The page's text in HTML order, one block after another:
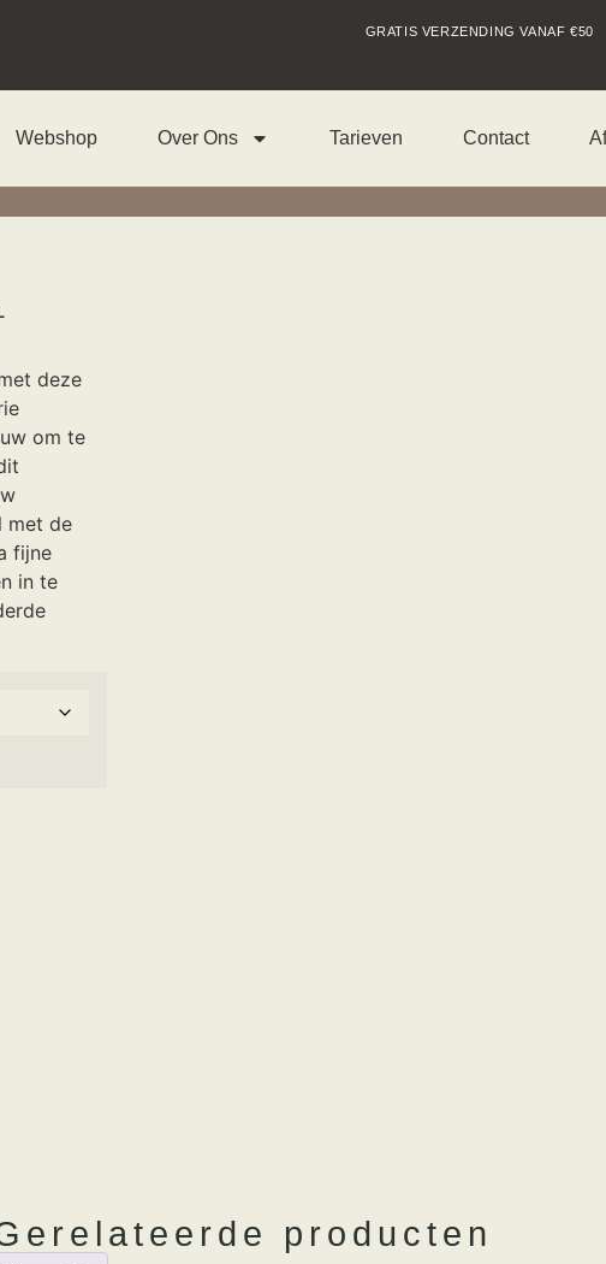
GRATIS VERZENDING VANAF €50
Webshop Over Ons Tarieven Contact
deze
om te
met de
fijne
in te
producten